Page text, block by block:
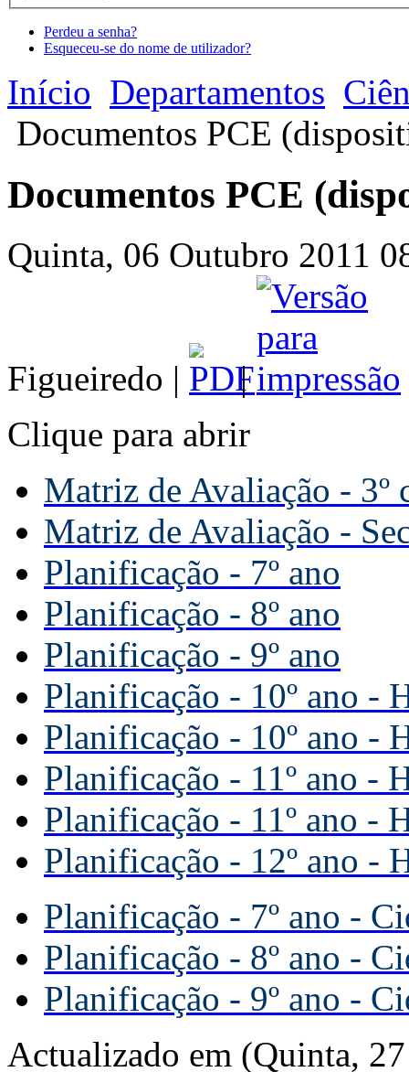
Perdeu a senha?
Esqueceu-se do nome de utilizador?
Início Departamentos
Documentos PCE
Documentos PCE
Quinta, 06 Outubro 2011
Figueiredo | |
Clique para abrir
Matriz de Avaliação - 3º
Matriz de Avaliação -
Planificação - 7º ano
Planificação - 8º ano
Planificação - 9º ano
Planificação - 10º ano -
Planificação - 10º ano -
Planificação - 11º ano -
Planificação - 11º ano -
Planificação - 12º ano -
Planificação - 7º ano -
Planificação - 8º ano -
Planificação - 9º ano -
Actualizado em (Quinta,